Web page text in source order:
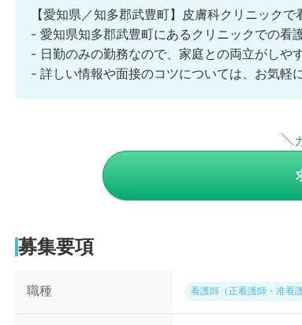
【愛知県／知多郡武豊町】皮膚科クリニック
- 愛知県知多郡武豊町にあるクリニックでの看
- 日勤のみの勤務なので、家庭との両立がしや
- 詳しい情報や面接のコツについては、お気軽
募集要項
職種 看護師（正看護師・准看護